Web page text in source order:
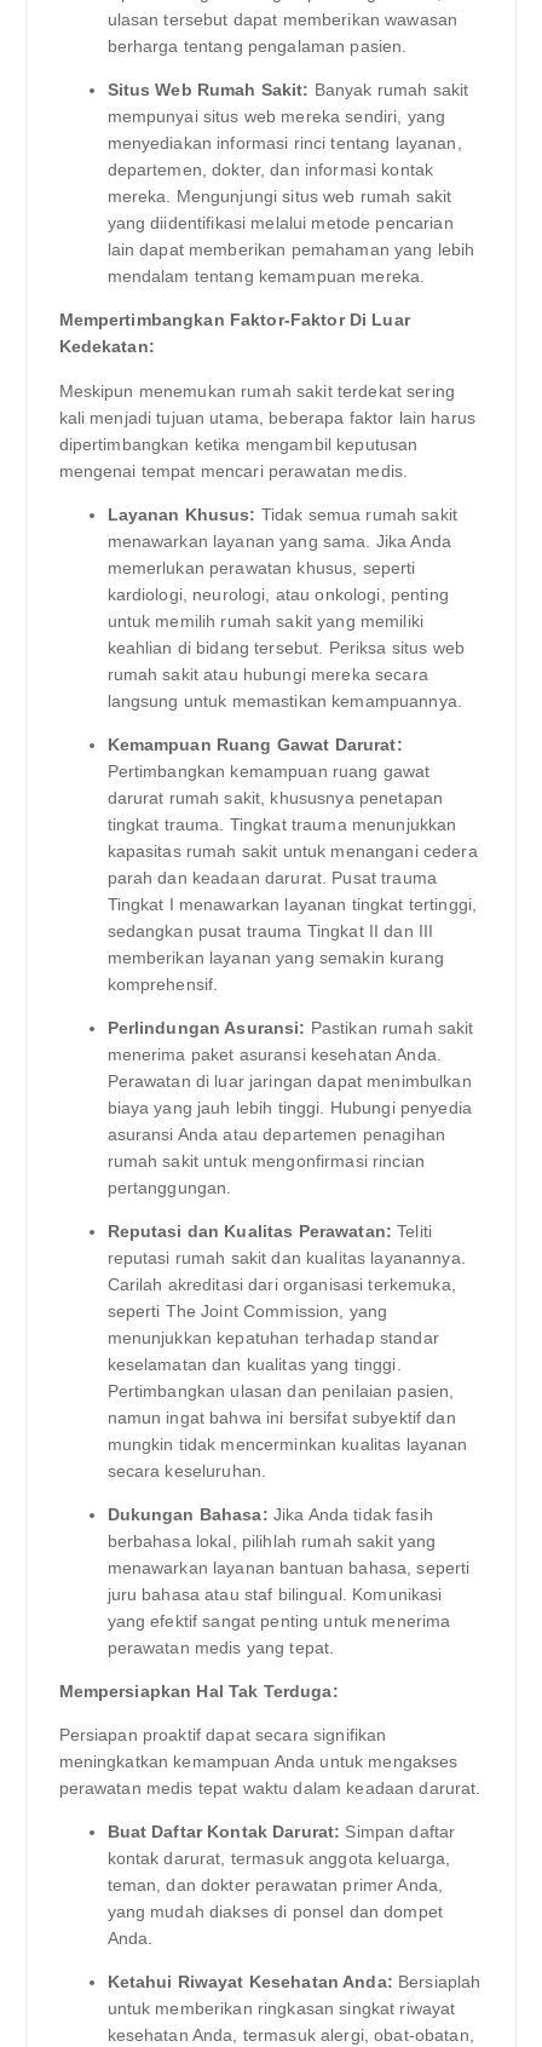
ulasan tersebut dapat memberikan wawasan
berharga tentang pengalaman pasien.
Situs Web Rumah Sakit: Banyak rumah sakit
mempunyai situs web mereka sendiri, yang
menyediakan informasi rinci tentang layanan,
departemen, dokter, dan informasi kontak
mereka. Mengunjungi situs web rumah sakit
yang diidentifikasi melalui metode pencarian
lain dapat memberikan pemahaman yang lebih
mendalam tentang kemampuan mereka.
Mempertimbangkan Faktor-Faktor Di Luar
Kedekatan:
Meskipun menemukan rumah sakit terdekat sering
kali menjadi tujuan utama, beberapa faktor lain harus
dipertimbangkan ketika mengambil keputusan
mengenai tempat mencari perawatan medis.
Layanan Khusus: Tidak semua rumah sakit
menawarkan layanan yang sama. Jika Anda
memerlukan perawatan khusus, seperti
kardiologi, neurologi, atau onkologi, penting
untuk memilih rumah sakit yang memiliki
keahlian di bidang tersebut. Periksa situs web
rumah sakit atau hubungi mereka secara
langsung untuk memastikan kemampuannya.
Kemampuan Ruang Gawat Darurat:
Pertimbangkan kemampuan ruang gawat
darurat rumah sakit, khususnya penetapan
tingkat trauma. Tingkat trauma menunjukkan
kapasitas rumah sakit untuk menangani cedera
parah dan keadaan darurat. Pusat trauma
Tingkat I menawarkan layanan tingkat tertinggi,
sedangkan pusat trauma Tingkat II dan III
memberikan layanan yang semakin kurang
komprehensif.
Perlindungan Asuransi: Pastikan rumah sakit
menerima paket asuransi kesehatan Anda.
Perawatan di luar jaringan dapat menimbulkan
biaya yang jauh lebih tinggi. Hubungi penyedia
asuransi Anda atau departemen penagihan
rumah sakit untuk mengonfirmasi rincian
pertanggungan.
Reputasi dan Kualitas Perawatan: Teliti
reputasi rumah sakit dan kualitas layanannya.
Carilah akreditasi dari organisasi terkemuka,
seperti The Joint Commission, yang
menunjukkan kepatuhan terhadap standar
keselamatan dan kualitas yang tinggi.
Pertimbangkan ulasan dan penilaian pasien,
namun ingat bahwa ini bersifat subyektif dan
mungkin tidak mencerminkan kualitas layanan
secara keseluruhan.
Dukungan Bahasa: Jika Anda tidak fasih
berbahasa lokal, pilihlah rumah sakit yang
menawarkan layanan bantuan bahasa, seperti
juru bahasa atau staf bilingual. Komunikasi
yang efektif sangat penting untuk menerima
perawatan medis yang tepat.
Mempersiapkan Hal Tak Terduga:
Persiapan proaktif dapat secara signifikan
meningkatkan kemampuan Anda untuk mengakses
perawatan medis tepat waktu dalam keadaan darurat.
Buat Daftar Kontak Darurat: Simpan daftar
kontak darurat, termasuk anggota keluarga,
teman, dan dokter perawatan primer Anda,
yang mudah diakses di ponsel dan dompet
Anda.
Ketahui Riwayat Kesehatan Anda: Bersiaplah
untuk memberikan ringkasan singkat riwayat
kesehatan Anda, termasuk alergi, obat-obatan,